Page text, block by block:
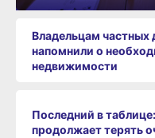
Владельцам частных
напомнили о
недвижимости
Последний в
продолжает терять